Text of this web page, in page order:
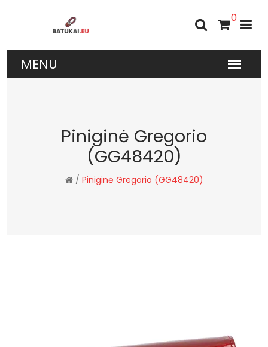
0
Piniginė Gregorio
(GG48420)
/ Piniginė Gregorio (GG48420)